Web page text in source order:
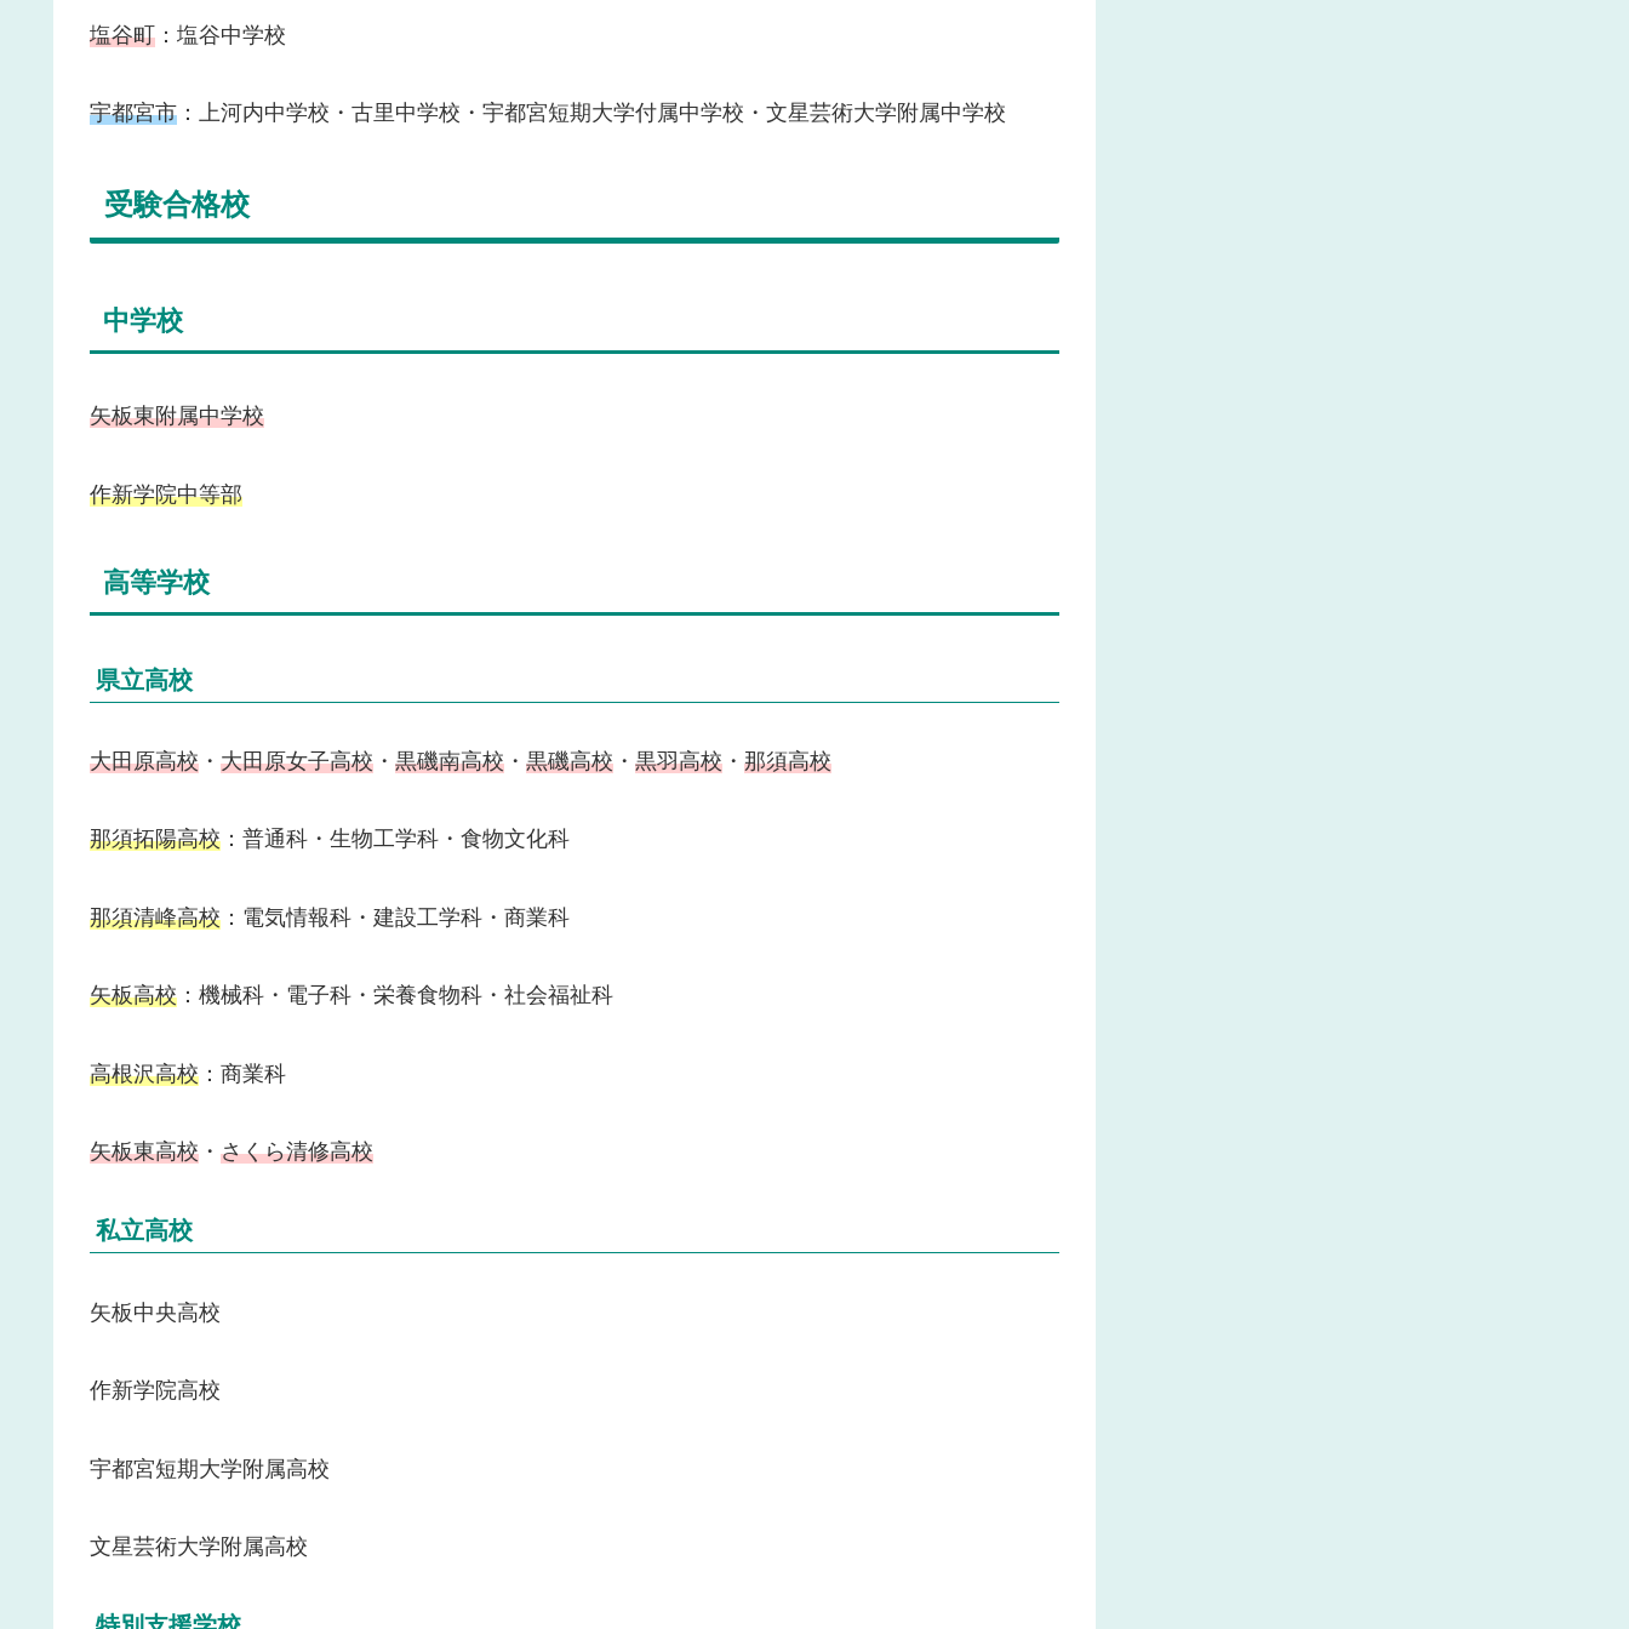
塩谷町 ：塩谷中学校
宇都宮市 ：上河内中学校・古里中学校・宇都宮短期大学付属中学校・文星芸術大学附属中学校
受験合格校
中学校
矢板東附属中学校
作新学院中等部
高等学校
県立高校
大田原高校 ・ 大田原女子高校 ・ 黒磯南高校 ・ 黒磯高校 ・ 黒羽高校 ・ 那須高校
那須拓陽高校 ：普通科・生物工学科・食物文化科
那須清峰高校 ：電気情報科・建設工学科・商業科
矢板高校 ：機械科・電子科・栄養食物科・社会福祉科
高根沢高校 ：商業科
矢板東高校 ・ さくら清修高校
私立高校
矢板中央高校
作新学院高校
宇都宮短期大学附属高校
文星芸術大学附属高校